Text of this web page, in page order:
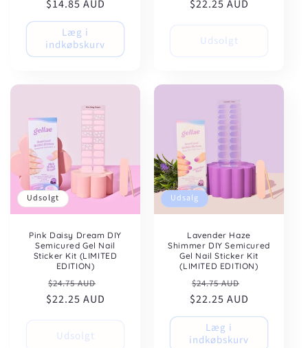
$14.85 AUD
Læg i
indkøbskurv
$22.25 AUD
Udsolgt
Udsolgt
Pink Daisy Dream DIY
Semicured Gel Nail
Sticker Kit (LIMITED
EDITION)
Normalpris
$24.75 AUD
$22.25 AUD
Udsolgt
Udsalg
Lavender Haze
Shimmer DIY Semicured
Gel Nail Sticker Kit
(LIMITED EDITION)
Normalpris
$24.75 AUD
$22.25 AUD
Læg i
indkøbskurv